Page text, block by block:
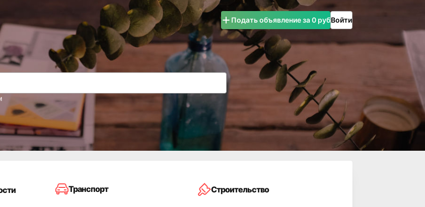
Подать объявление за 0 рубВойти
Транспорт Строительство